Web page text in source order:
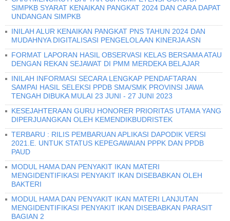
SIMPKB SYARAT KENAIKAN PANGKAT 2024 DAN CARA DAPAT
UNDANGAN SIMPKB
INILAH ALUR KENAIKAN PANGKAT PNS TAHUN 2024 DAN
MUDAHNYA DIGITALISASI PENGELOLAAN KINERJA ASN
FORMAT LAPORAN HASIL OBSERVASI KELAS BERSAMA ATAU
DENGAN REKAN SEJAWAT DI PMM MERDEKA BELAJAR
INILAH INFORMASI SECARA LENGKAP PENDAFTARAN
SAMPAI HASIL SELEKSI PPDB SMA/SMK PROVINSI JAWA
TENGAH DIBUKA MULAI 23 JUNI - 27 JUNI 2023
KESEJAHTERAAN GURU HONORER PRIORITAS UTAMA YANG
DIPERJUANGKAN OLEH KEMENDIKBUDRISTEK
TERBARU : RILIS PEMBARUAN APLIKASI DAPODIK VERSI
2021.E. UNTUK STATUS KEPEGAWAIAN PPPK DAN PPDB
PAUD
MODUL HAMA DAN PENYAKIT IKAN MATERI
MENGIDENTIFIKASI PENYAKIT IKAN DISEBABKAN OLEH
BAKTERI
MODUL HAMA DAN PENYAKIT IKAN MATERI LANJUTAN
MENGIDENTIFIKASI PENYAKIT IKAN DISEBABKAN PARASIT
BAGIAN 2